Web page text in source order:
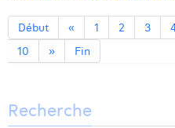
Début « 1 2 3
10
»
Fin
Recherche